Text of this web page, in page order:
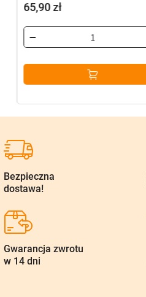
65,90zł
Bezpieczna
dostawa!
Gwarancja zwrotu
w 14 dni